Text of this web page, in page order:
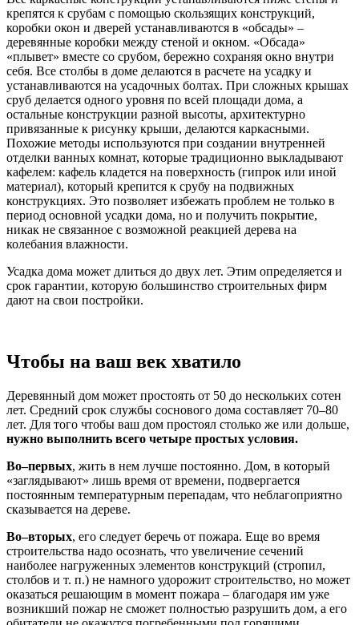
крепятся к срубам с помощью скользящих конструкций,
коробки окон и дверей устанавливаются в «обсады» –
деревянные коробки между стеной и окном. «Обсада»
«плывет» вместе со срубом, бережно сохраняя окно внутри
себя. Все столбы в доме делаются в расчете на усадку и
устанавливаются на усадочных болтах. При сложных крышах
сруб делается одного уровня по всей площади дома, а
остальные конструкции разной высоты, архитектурно
привязанные к рисунку крыши, делаются каркасными.
Похожие методы используются при создании внутренней
отделки ванных комнат, которые традиционно выкладывают
кафелем: кафель кладется на поверхность (гипрок или иной
материал), который крепится к срубу на подвижных
конструкциях. Это позволяет избежать проблем не только в
период основной усадки дома, но и получить покрытие,
никак не связанное с возможной реакцией дерева на
колебания влажности.
Усадка дома может длиться до двух лет. Этим определяется и
срок гарантии, которую большинство строительных фирм
дают на свои постройки.
Чтобы на ваш век хватило
Деревянный дом может простоять от 50 до нескольких сотен
лет. Средний срок службы соснового дома составляет 70–80
лет. Для того чтобы ваш дом простоял столько же или дольше,
нужно выполнить всего четыре простых условия.
Во–первых, жить в нем лучше постоянно. Дом, в который
«заглядывают» лишь время от времени, подвергается
постоянным температурным перепадам, что неблагоприятно
сказывается на дереве.
Во–вторых, его следует беречь от пожара. Еще во время
строительства надо осознать, что увеличение сечений
наиболее нагруженных элементов конструкций (стропил,
столбов и т. п.) не намного удорожит строительство, но может
оказаться решающим в момент пожара – благодаря им уже
возникший пожар не сможет полностью разрушить дом, а его